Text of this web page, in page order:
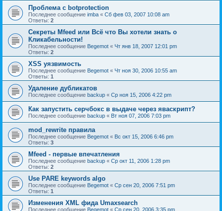
Проблема с botprotection
Последнее сообщение imba « Сб фев 03, 2007 10:08 am
Ответы: 2
Секреты Mfeed или Всё что Вы хотели знать о
Кликабельности!
Последнее сообщение Begemot « Чт янв 18, 2007 12:01 pm
Ответы: 2
XSS уязвимость
Последнее сообщение Begemot « Чт ноя 30, 2006 10:55 am
Ответы: 1
Удаление дубликатов
Последнее сообщение backup « Ср ноя 15, 2006 4:22 pm
Как запустить серчбокс в выдаче через яваскрипт?
Последнее сообщение backup « Вт ноя 07, 2006 7:03 pm
mod_rewrite правила
Последнее сообщение Begemot « Вс окт 15, 2006 6:46 pm
Ответы: 3
Mfeed - первые впечатления
Последнее сообщение backup « Ср окт 11, 2006 1:28 pm
Ответы: 2
Use PARE keywords algo
Последнее сообщение Begemot « Ср сен 20, 2006 7:51 pm
Ответы: 1
Изменения XML фида Umaxsearch
Последнее сообщение Begemot « Ср сен 20, 2006 3:35 pm